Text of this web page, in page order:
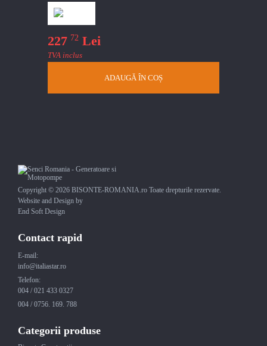
227 72 Lei
TVA inclus
ADAUGĂ ÎN COȘ
Copyright © 2026 BISONTE-ROMANIA.ro Toate drepturile rezervate.
Website and Design by
End Soft Design
Contact rapid
E-mail:
info@italiastar.ro
Telefon:
004 / 021 433 0327
004 / 0756. 169. 788
Categorii produse